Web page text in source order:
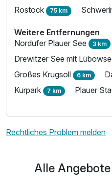
Rostock 75 km
Weitere Entfernungen
Nordufer Plauer See 3 km
Drewitzer See mit
Großes Krugsoll 6 km
Kurpark 7 km Plauer
Rechtliches Problem melden
Alle